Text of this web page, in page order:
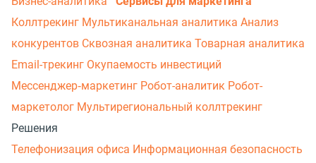
Коллтрекинг Мультиканальная аналитика Анализ
конкурентов Сквозная аналитика Товарная аналитика
Email-трекинг Окупаемость инвестиций
Мессенджер‑маркетинг Робот-аналитик Робот-
маркетолог Мультирегиональный коллтрекинг
Решения
Телефонизация офиса Информационная безопасность